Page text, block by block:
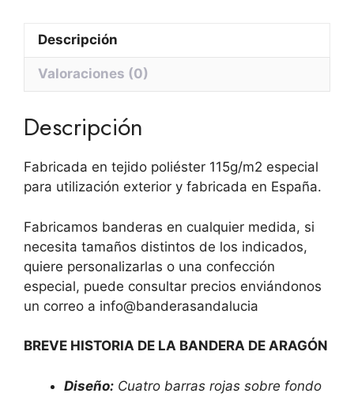
Descripción
Valoraciones (0)
Descripción
Fabricada en tejido poliéster 115g/m2 especial
para utilización exterior y fabricada en España.
Fabricamos banderas en cualquier medida, si
necesita tamaños distintos de los indicados,
quiere personalizarlas o una confección
especial, puede consultar precios enviándonos
un correo a info@banderasandalucia
BREVE HISTORIA DE LA BANDERA DE ARAGÓN
Diseño: Cuatro barras rojas sobre fondo